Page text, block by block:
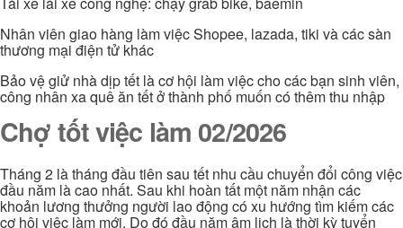
Nhân viên giao hàng làm việc Shopee, lazada, tiki và các sàn
thương mại điện tử khác
Bảo vệ giử nhà dịp tết là cơ hội làm việc cho các bạn sinh viên,
công nhân xa quê ăn tết ở thành phố muốn có thêm thu nhập
Chợ tốt việc làm 02/2026
Tháng 2 là tháng đầu tiên sau tết nhu cầu chuyển đổi công việc
đầu năm là cao nhất. Sau khi hoàn tất một năm nhận các
khoản lương thưởng người lao động có xu hướng tìm kiếm các
cơ hội việc làm mới. Do đó đầu năm âm lịch là thời kỳ tuyển